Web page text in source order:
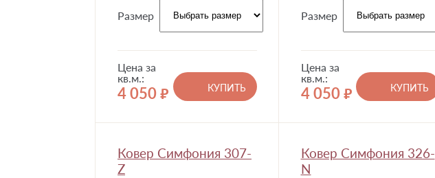
Размер
Цена за
кв.м.:
4 050 руб.
КУПИТЬ
Размер
Цена за
кв.м.:
4 050 руб.
КУПИТЬ
Ковер Симфония 307-
Z
Ковер Симфония 326-
N